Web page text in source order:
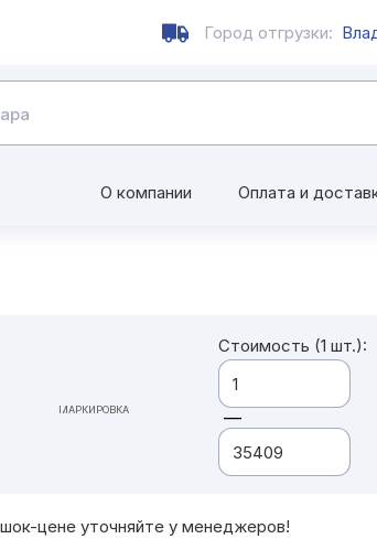
Город отгрузки:
О компании Оплата и
МАРКИРОВКА
Стоимость (1 шт.):
—
цене уточняйте у менеджеров!